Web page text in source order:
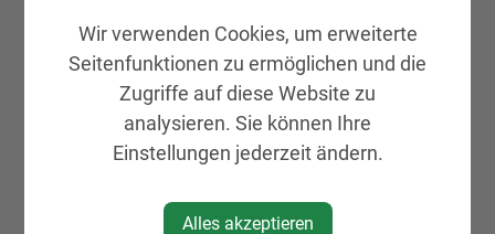
kein Eintritt
Wir verwenden Cookies, um erweiterte
Seitenfunktionen zu ermöglichen und die
Zugriffe auf diese Website zu
analysieren. Sie können Ihre
Einstellungen jederzeit ändern.
Alles akzeptieren